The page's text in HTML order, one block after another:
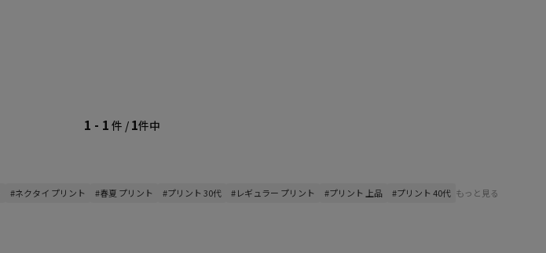
1 - 1 件 / 1件中
#ネクタイ プリント #春夏 プリント #プリント 30代 #レギュラー プリント #プリント 上品 #プリント 40代 もっと見る